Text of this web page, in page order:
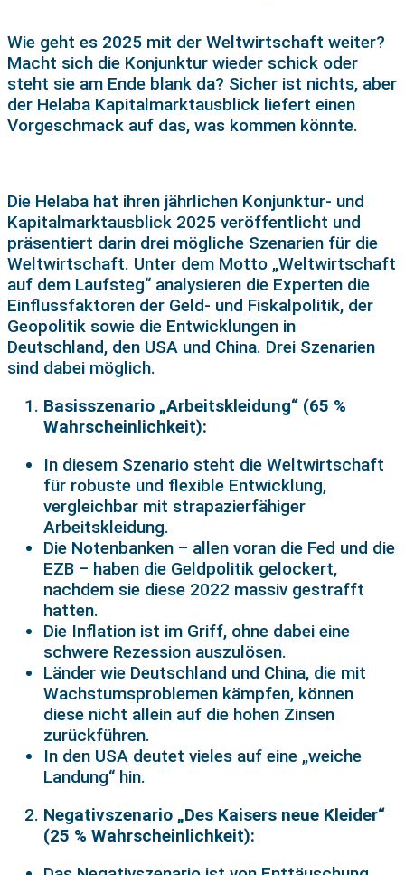
Wie geht es 2025 mit der Weltwirtschaft weiter?
Macht sich die Konjunktur wieder schick oder
steht sie am Ende blank da? Sicher ist nichts, aber
der Helaba Kapitalmarktausblick liefert einen
Vorgeschmack auf das, was kommen könnte.
Die Helaba hat ihren jährlichen Konjunktur- und
Kapitalmarktausblick 2025 veröffentlicht und
präsentiert darin drei mögliche Szenarien für die
Weltwirtschaft. Unter dem Motto „Weltwirtschaft
auf dem Laufsteg“ analysieren die Experten die
Einflussfaktoren der Geld- und Fiskalpolitik, der
Geopolitik sowie die Entwicklungen in
Deutschland, den USA und China. Drei Szenarien
sind dabei möglich.
Basisszenario „Arbeitskleidung“ (65 %
Wahrscheinlichkeit):
In diesem Szenario steht die Weltwirtschaft
für robuste und flexible Entwicklung,
vergleichbar mit strapazierfähiger
Arbeitskleidung.
Die Notenbanken – allen voran die Fed und die
EZB – haben die Geldpolitik gelockert,
nachdem sie diese 2022 massiv gestrafft
hatten.
Die Inflation ist im Griff, ohne dabei eine
schwere Rezession auszulösen.
Länder wie Deutschland und China, die mit
Wachstumsproblemen kämpfen, können
diese nicht allein auf die hohen Zinsen
zurückführen.
In den USA deutet vieles auf eine „weiche
Landung“ hin.
Negativszenario „Des Kaisers neue Kleider“
(25 % Wahrscheinlichkeit):